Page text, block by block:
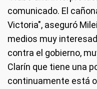
comunicado. El
Victoria", aseguró
medios muy
contra el gobierno,
Clarín que tiene una
continuamente está